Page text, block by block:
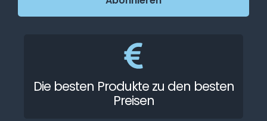
Die besten Produkte zu den besten
Preisen